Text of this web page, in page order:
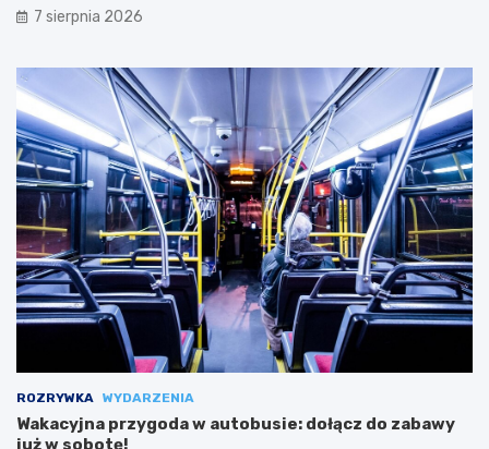
7 sierpnia 2026
ROZRYWKA WYDARZENIA
Wakacyjna przygoda w autobusie: dołącz do zabawy
już w sobotę!